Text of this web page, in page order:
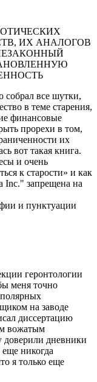
ИХ АНАЛОГОВ
собрал все шутки,
в теме старения,
финансовые
прорехи в том,
их
вот такая книга.
и очень
к старости» и как
Inc." запрещена на
и пунктуации
геронтологии
меня точно
на заводе
диссертацию
вожатым
доверили дневники
никогда
я только еще